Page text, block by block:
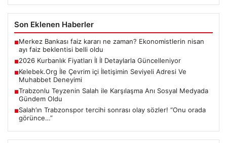
Son Eklenen Haberler
■Merkez Bankası faiz kararı ne zaman? Ekonomistlerin nisan
ayı faiz beklentisi belli oldu
■2026 Kurbanlık Fiyatları İl İl Detaylarla Güncelleniyor
■Kelebek.Org İle Çevrim içi İletişimin Seviyeli Adresi Ve
Muhabbet Deneyimi
■Trabzonlu Teyzenin Salah ile Karşılaşma Anı Sosyal Medyada
Gündem Oldu
■Salah’ın Trabzonspor tercihi sonrası olay sözler! “Onu orada
görünce…”